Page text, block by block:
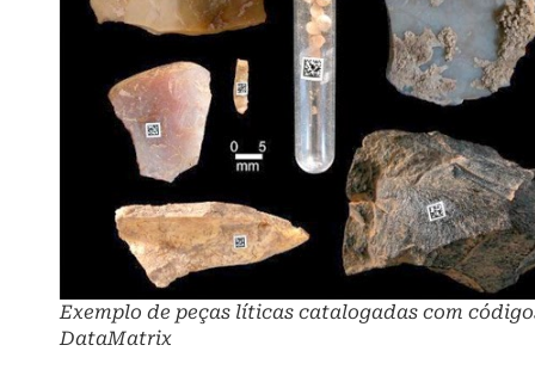
Exemplo de peças líticas catalogadas com
DataMatrix